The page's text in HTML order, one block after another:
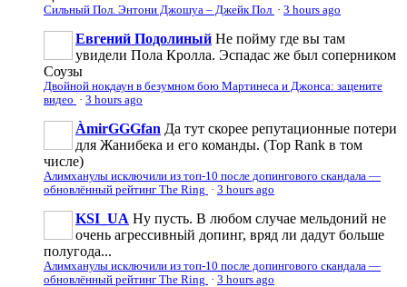
Сильный Пол. Энтони Джошуа – Джейк Пол · 3 hours ago
Евгений Подолиный Не пойму где вы там
увидели Пола Кролла. Эспадас же был соперником
Соузы
Двойной нокдаун в безумном бою Мартинеса и Джонса: зацените
видео · 3 hours ago
ÀmirGGGfan Да тут скорее репутационные потери
для Жанибека и его команды. (Top Rank в том
числе)
Алимханулы исключили из топ-10 после допингового скандала —
обновлённый рейтинг The Ring · 3 hours ago
KSI_UA Ну пусть. В любом случае мельдоний не
очень агрессивньій допинг, вряд ли дадут больше
полугода...
Алимханулы исключили из топ-10 после допингового скандала —
обновлённый рейтинг The Ring · 3 hours ago